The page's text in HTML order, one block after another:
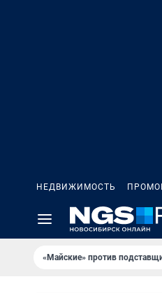
НЕДВИЖИМОСТЬ
«Майские» против